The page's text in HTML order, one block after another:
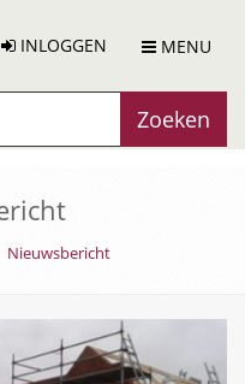
Zoeken
INLOGGEN MENU
Nieuwsbericht